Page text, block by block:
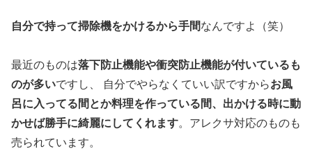
自分で持って掃除機をかけるから手間なんですよ（笑）
最近のものは落下防止機能や衝突防止機能が付いているも
のが多いですし、 自分でやらなくていい訳ですからお風
呂に入ってる間とか料理を作っている間、出かける時に動
かせば勝手に綺麗にしてくれます。アレクサ対応のものも
売られています。